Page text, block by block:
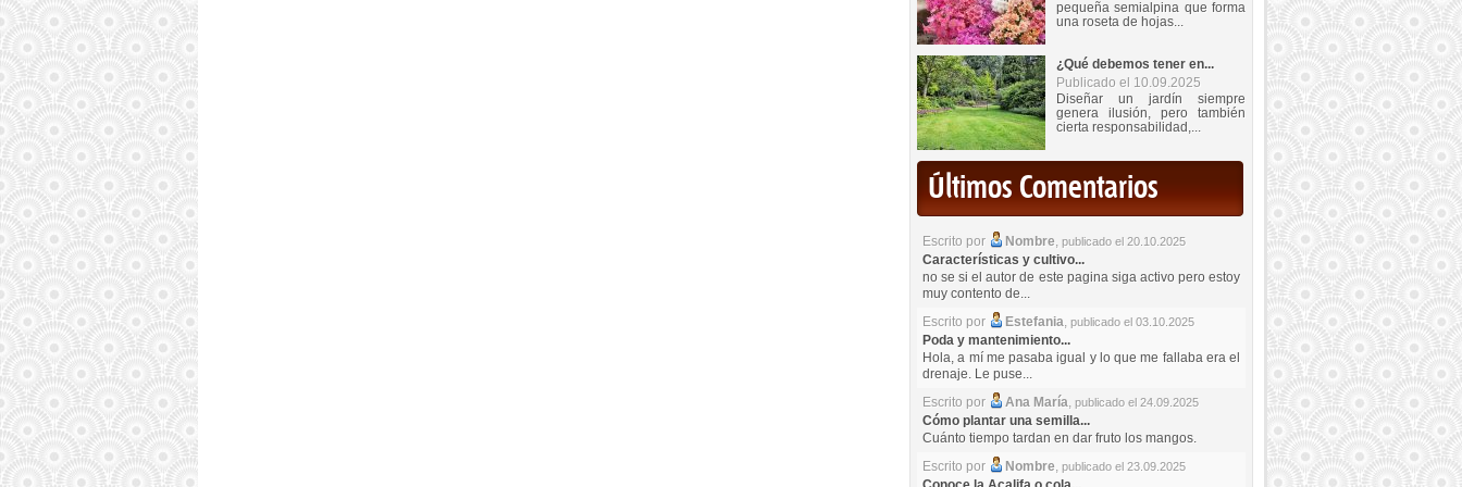
pequeña semialpina que forma
una roseta de hojas...
¿Qué debemos tener en...
Publicado el 10.09.2025
Diseñar un jardín siempre
genera ilusión, pero también
cierta responsabilidad,...
Últimos Comentarios
Escrito por Nombre, publicado el 20.10.2025
Características y cultivo...
no se si el autor de este pagina siga activo pero estoy
muy contento de...
Escrito por
Estefania, publicado el 03.10.2025
Poda y mantenimiento...
Hola, a mí me pasaba igual y lo que me fallaba era el
drenaje. Le puse...
Escrito por
Ana María, publicado el 24.09.2025
Cómo plantar una semilla...
Cuánto tiempo tardan en dar fruto los mangos.
Escrito por
Nombre, publicado el 23.09.2025